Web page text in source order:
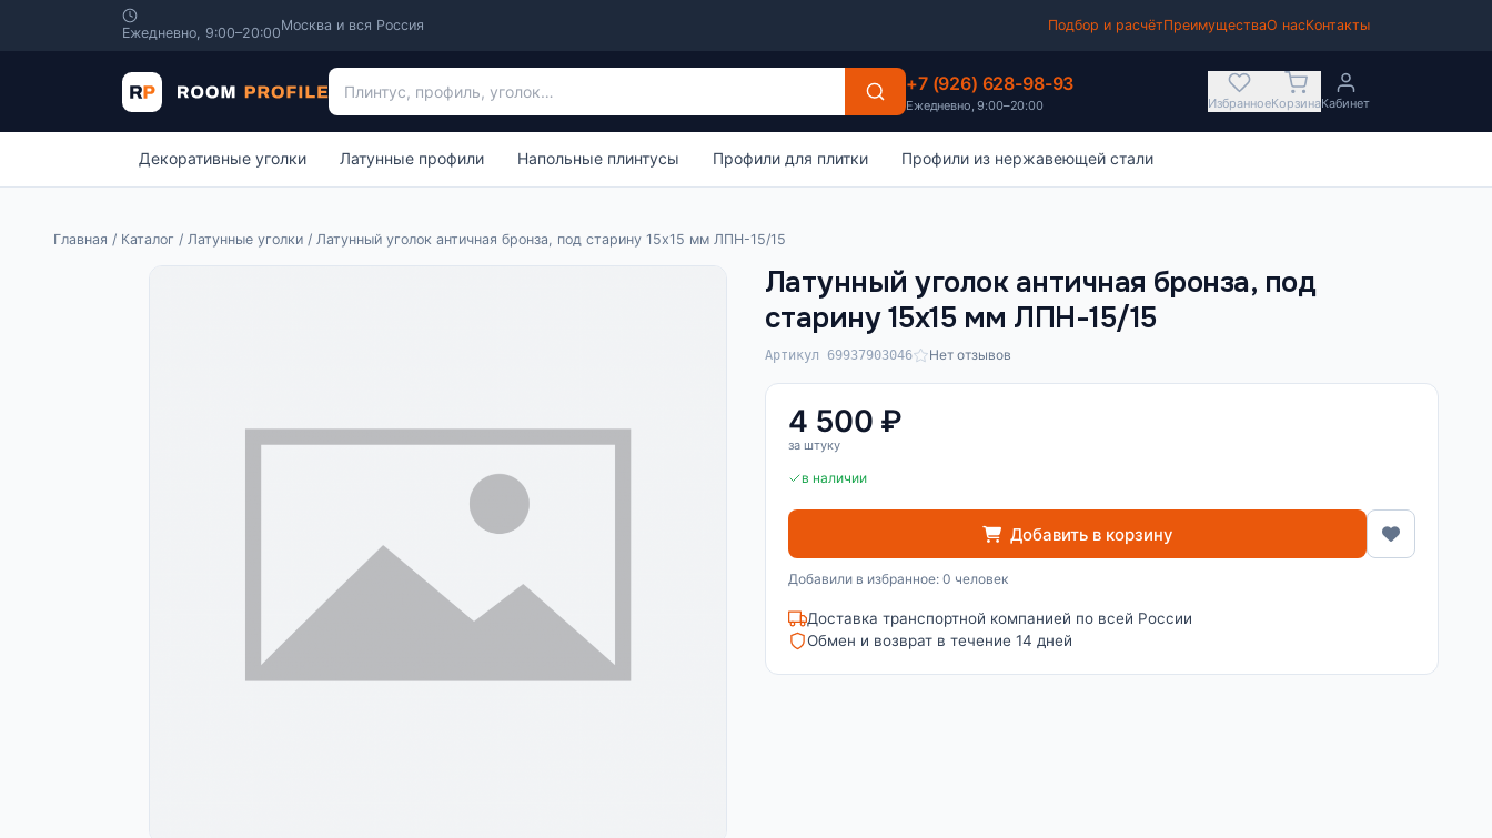
Ежедневно, 9:00–20:00Москва и вся Россия Подбор и расчётПреимуществаО насКонтакты
Поиск по каталогу +7 (926) 628-98-93
Ежедневно, 9:00–20:00 ИзбранноеКорзинаКабинет
Декоративные уголки Латунные профили Напольные плинтусы Профили для плитки Профили из нержавеющей стали
Главная / Каталог / Латунные уголки / Латунный уголок античная бронза, под старину 15х15 мм ЛПН-15/15
Латунный уголок античная бронза, под
старину 15х15 мм ЛПН-15/15
Артикул 69937903046 Нет отзывов
4 500 ₽
за штуку
в наличии
Добавить в корзину
Добавили в избранное: 0 человек
Доставка транспортной компанией по всей России
Обмен и возврат в течение 14 дней